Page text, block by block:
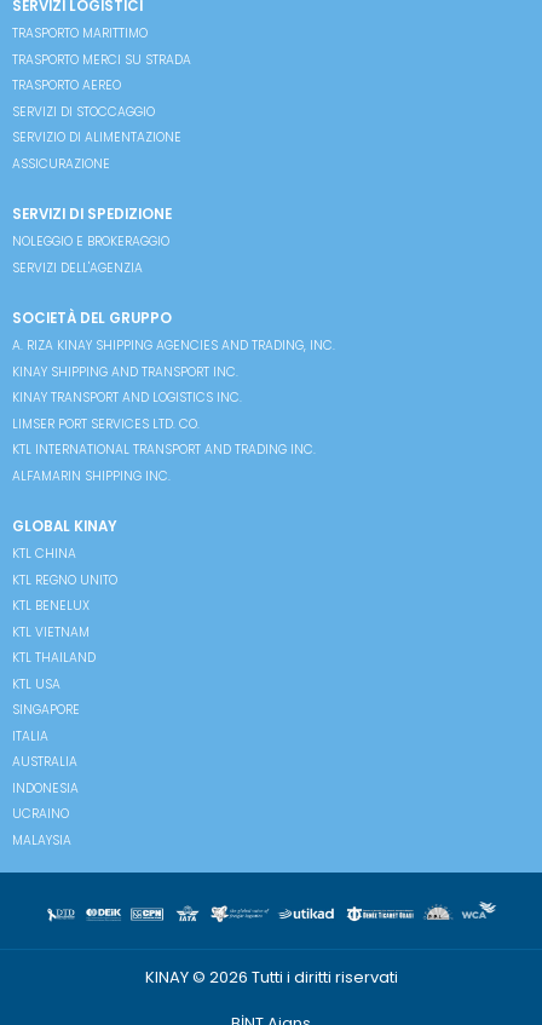
SERVIZI LOGISTICI
TRASPORTO MARITTIMO
TRASPORTO MERCI SU STRADA
TRASPORTO AEREO
SERVIZI DI STOCCAGGIO
SERVIZIO DI ALIMENTAZIONE
ASSICURAZIONE
SERVIZI DI SPEDIZIONE
NOLEGGIO E BROKERAGGIO
SERVIZI DELL'AGENZIA
SOCIETÀ DEL GRUPPO
A. RIZA KINAY SHIPPING AGENCIES AND TRADING, INC.
KINAY SHIPPING AND TRANSPORT INC.
KINAY TRANSPORT AND LOGISTICS INC.
LIMSER PORT SERVICES LTD. CO.
KTL INTERNATIONAL TRANSPORT AND TRADING INC.
ALFAMARIN SHIPPING INC.
GLOBAL KINAY
KTL CHINA
KTL REGNO UNITO
KTL BENELUX
KTL VIETNAM
KTL THAILAND
KTL USA
SINGAPORE
ITALIA
AUSTRALIA
INDONESIA
UCRAINO
MALAYSIA
KINAY © 2026 Tutti i diritti riservati